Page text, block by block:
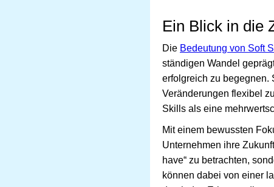
Ein Blick in die
Die Bedeutung von Soft
ständigen Wandel
erfolgreich zu begegnen.
Veränderungen flexibel
Skills als eine
Mit einem bewussten
Unternehmen ihre
have“ zu betrachten,
können dabei von einer